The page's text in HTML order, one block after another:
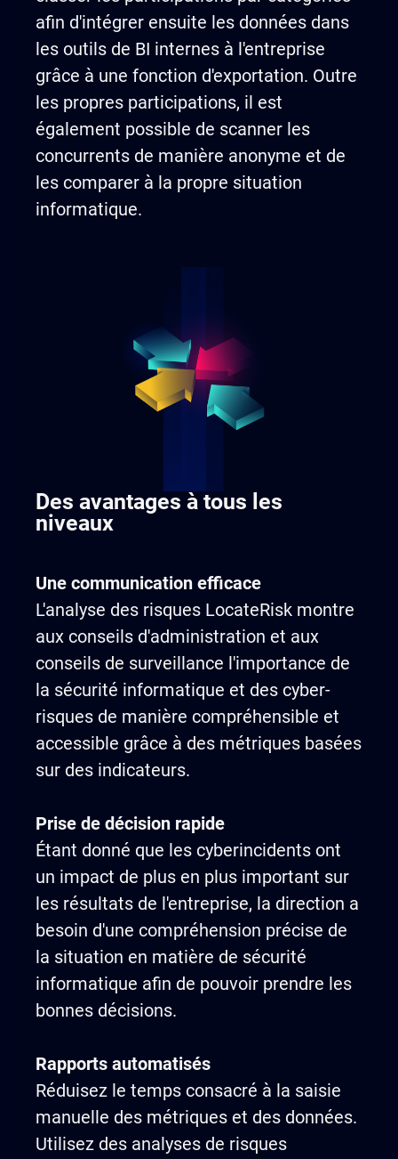
afin d'intégrer ensuite les données dans
les outils de BI internes à l'entreprise
grâce à une fonction d'exportation. Outre
les propres participations, il est
également possible de scanner les
concurrents de manière anonyme et de
les comparer à la propre situation
informatique.
Des avantages à tous les
niveaux
Une communication efficace
L'analyse des risques LocateRisk montre
aux conseils d'administration et aux
conseils de surveillance l'importance de
la sécurité informatique et des cyber-
risques de manière compréhensible et
accessible grâce à des métriques basées
sur des indicateurs.
Prise de décision rapide
Étant donné que les cyberincidents ont
un impact de plus en plus important sur
les résultats de l'entreprise, la direction a
besoin d'une compréhension précise de
la situation en matière de sécurité
informatique afin de pouvoir prendre les
bonnes décisions.
Rapports automatisés
Réduisez le temps consacré à la saisie
manuelle des métriques et des données.
Utilisez des analyses de risques